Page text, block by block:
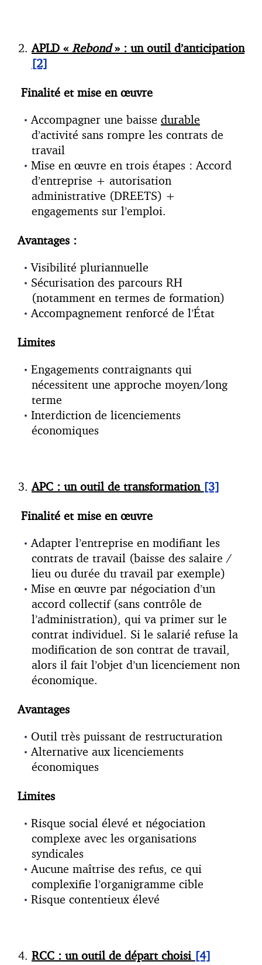
APLD « Rebond» : un outil d’anticipation
[2]
Finalité et mise en œuvre
Accompagner une baisse durable
d’activité sans rompre les contrats de
travail
Mise en œuvre en trois étapes : Accord
d’entreprise + autorisation
administrative (DREETS) +
engagements sur l’emploi.
Avantages :
Visibilité pluriannuelle
Sécurisation des parcours RH
(notamment en termes de formation)
Accompagnement renforcé de l’État
Limites
Engagements contraignants qui
nécessitent une approche moyen/long
terme
Interdiction de licenciements
économiques
APC : un outil de transformation [3]
Finalité et mise en œuvre
Adapter l’entreprise en modifiant les
contrats de travail (baisse des salaire /
lieu ou durée du travail par exemple)
Mise en œuvre par négociation d’un
accord collectif (sans contrôle de
l’administration), qui va primer sur le
contrat individuel. Si le salarié refuse la
modification de son contrat de travail,
alors il fait l’objet d’un licenciement non
économique.
Avantages
Outil très puissant de restructuration
Alternative aux licenciements
économiques
Limites
Risque social élevé et négociation
complexe avec les organisations
syndicales
Aucune maîtrise des refus, ce qui
complexifie l’organigramme cible
Risque contentieux élevé
RCC : un outil de départ choisi [4]